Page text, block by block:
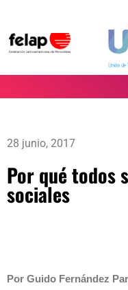
28 junio, 2017
Por qué todos
sociales
Por Guido Fernández